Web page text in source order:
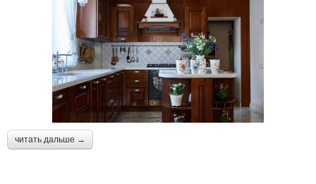
читать дальше →